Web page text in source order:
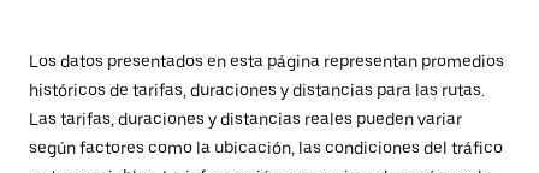
Los datos presentados en esta página representan promedios
históricos de tarifas, duraciones y distancias para las rutas.
Las tarifas, duraciones y distancias reales pueden variar
según factores como la ubicación, las condiciones del tráfico